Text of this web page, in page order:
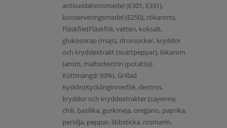
antioxidationsmedel (E301, E331),
konserveringsmedel (E250), rökarom),
Fläskfile(Fläskfilé, vatten, koksalt,
glukossirap (majs), druvsocker, kryddor
och kryddextrakt (svartpeppar), lökarom
(arom, maltodextrin (potatis)).
Köttmängd: 93%), Grillad
Kycklin(Kycklinginnerfilé, dextros,
kryddor och kryddextrakter (cayenne,
chili, basilika, gurkmeja, oregano, paprika,
persilja, peppar, libbsticka, rosmarin,